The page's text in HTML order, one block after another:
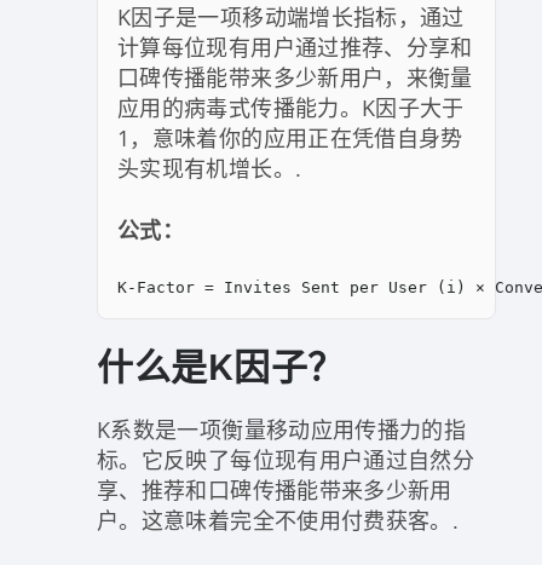
K因子是一项移动端增长指标，通过
计算每位现有用户通过推荐、分享和
口碑传播能带来多少新用户，来衡量
应用的病毒式传播能力。K因子大于
1，意味着你的应用正在凭借自身势
头实现有机增长。.
公式：
K-Factor = Invites Sent per User (i) ×
什么是K因子？
K系数是一项衡量移动应用传播力的指
标。它反映了每位现有用户通过自然分
享、推荐和口碑传播能带来多少新用
户。这意味着完全不使用付费获客。.